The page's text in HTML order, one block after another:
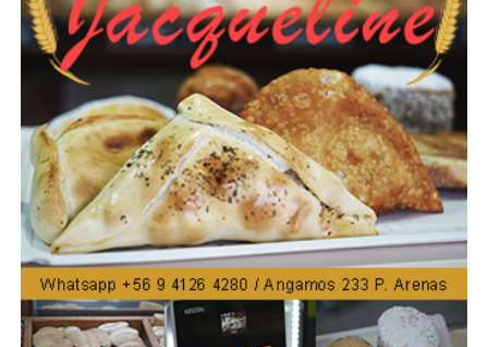
todos los años”.
Ante cualquier consulta o duda sobre el lugar de
votación, instó a informarse a través de servel.cl. Quien
haya salido designado vocal de mesa y no se excusó
tiene la obligatoriedad de estar durante el día de las
elecciones, ya que la multa por votar es va desde 0,5
UTM hasta 1,5 UTM.“Quien esté enfermo, a más de 200
kilómetros del local de votación, que ejerza labores de
cuidados o quien tenga imposibilidad de movilizarse,
puede excusarse después a través del Juzgado de Policial
Local cuando sea llamado en cada una de las comunas”,
añadió.